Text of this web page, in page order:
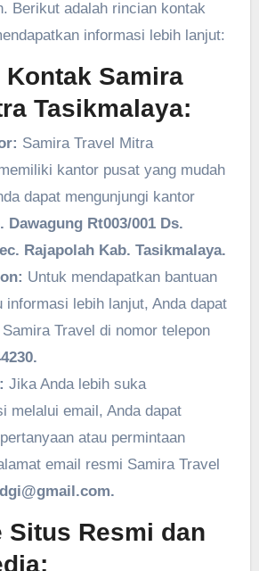
Berikut adalah rincian kontak
informasi lebih lanjut:
Samira
Tasikmalaya:
Samira Travel Mitra
kantor pusat yang mudah
dapat mengunjungi kantor
Dawagung Rt003/001 Ds.
Rajapolah Kab. Tasikmalaya.
Untuk mendapatkan bantuan
informasi lebih lanjut, Anda dapat
Travel di nomor telepon
Jika Anda lebih suka
melalui email, Anda dapat
atau permintaan
email resmi Samira Travel
Situs Resmi dan